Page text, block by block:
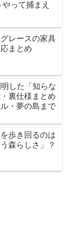
って捕まえ
レースの家具
まとめ
明した「知らな
裏仕様まとめ
・夢の島まで
歩き回るのは
森らしさ」？